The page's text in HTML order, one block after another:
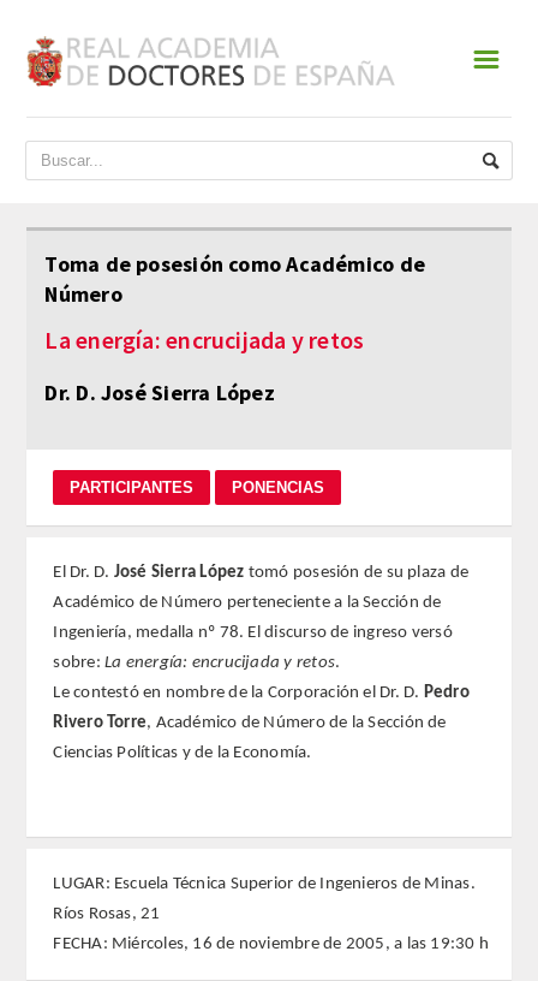
ACADEMIA
DATOS HISTÓRICOS
HISTORIA
PRESIDENTES
NORMATIVA
ESTATUTOS
REGLAMENTO
FUNDACIÓN LIBERADE
ACADÉMICOS
HUMANIDADES
DERECHO
☰
Toma de posesión como Académico de
Número
La energía: encrucijada y retos
Dr. D. José Sierra López
El Dr. D. José Sierra López tomó posesión de su plaza de
Académico de Número perteneciente a la Sección de
Ingeniería, medalla nº 78. El discurso de ingreso versó
sobre: La energía: encrucijada y retos.
Le contestó en nombre de la Corporación el Dr. D. Pedro
Rivero Torre, Académico de Número de la Sección de
Ciencias Políticas y de la Economía.
LUGAR: Escuela Técnica Superior de Ingenieros de Minas.
Ríos Rosas, 21
FECHA: Miércoles, 16 de noviembre de 2005, a las 19:30 h